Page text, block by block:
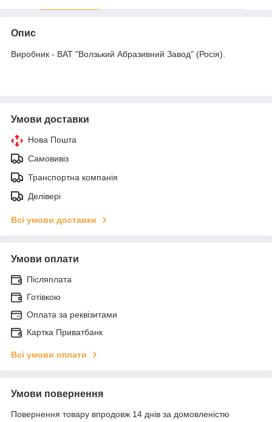
Опис
Виробник - ВАТ "Волзький Абразивний Завод" (Росія).
Умови доставки
Нова Пошта
Самовивіз
Транспортна компанія
Делівері
Всі умови доставки
Умови оплати
Післяплата
Готівкою
Оплата за реквізитами
Картка Приватбанк
Всі умови оплати
Умови повернення
Повернення товару впродовж 14 днів за домовленістю